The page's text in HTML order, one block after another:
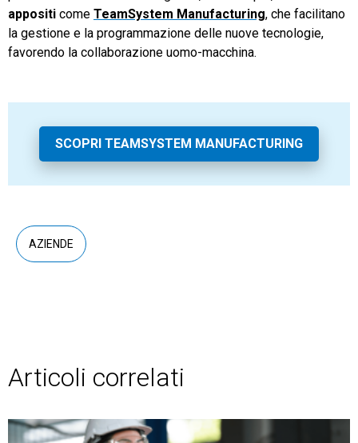
appositi come TeamSystem Manufacturing, che facilitano
la gestione e la programmazione delle nuove tecnologie,
favorendo la collaborazione uomo-macchina.
SCOPRI TEAMSYSTEM MANUFACTURING
AZIENDE
Articoli correlati